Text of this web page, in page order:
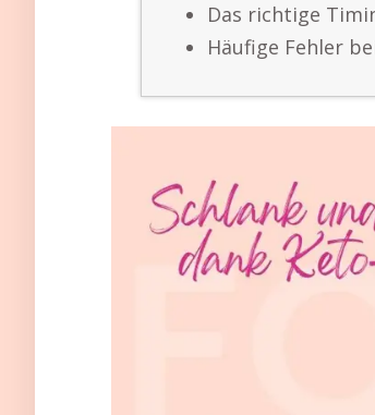
Das richtige
Häufige Fehler